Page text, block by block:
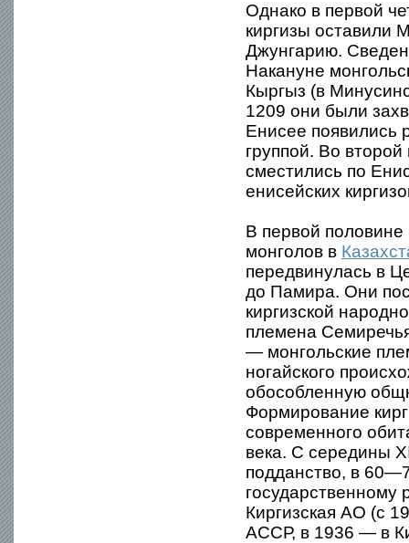
Однако в первой
киргизы оставили
Джунгарию.
Накануне
Кыргыз (в
1209 они были
Енисее появились
группой. Во
сместились по
енисейских
В первой половине
монголов в
передвинулась в
до Памира. Они
киргизской
племена
— монгольские
ногайского
обособленную
Формирование
современного
века. С середины
подданство, в
Киргизская АО (с
АССР, в 1936 — в